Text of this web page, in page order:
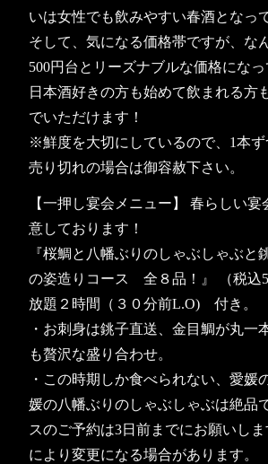
いは女性でも飲みやすい春酒となっ
そして、気になる価格帯ですが、な
500円台とリーズナブルな価格にな
日本酒好きの方も始めて飲まれる方
でいただけます！
※鮮度を大切にしているので、1本ず
売り切れの場合は御容赦下さい。
【一押し宴会メニュー】 春らしい宴
意しております！
『桜鯛と八幡ぶりのしゃぶしゃぶと
の姿造りコース 全８品！』 （税込
放題２時間（３０分前L.O) 付き。
・お刺身は銚子直送、金目鯛が丸一
も贅沢な盛り合わせ。
・この時期しか食べられない、愛媛
媛の八幡ぶりのしゃぶしゃぶは絶品
スのご予約は3日前までにお願いし
により変更になる場合があります。